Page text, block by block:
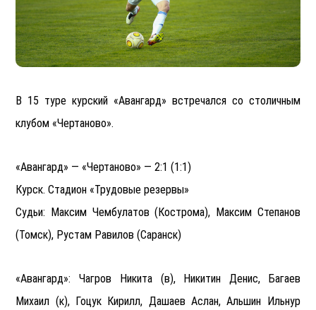
В 15 туре курский «Авангард» встречался со столичным
клубом «Чертаново».
«Авангард» — «Чертаново» — 2:1 (1:1)
Курск. Стадион «Трудовые резервы»
Судьи: Максим Чембулатов (Кострома), Максим Степанов
(Томск), Рустам Равилов (Саранск)
«Авангард»: Чагров Никита (в), Никитин Денис, Багаев
Михаил (к), Гоцук Кирилл, Дашаев Аслан, Альшин Ильнур